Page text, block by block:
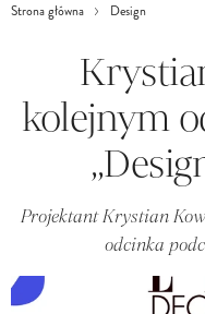
Strona główna Design
kolejnym
Projektant Krystian
odcinka